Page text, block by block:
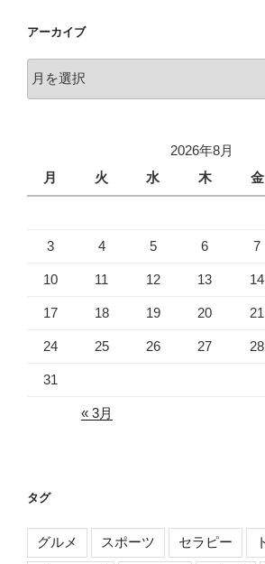
アーカイブ
ー
2026年8月
月
火 水 木 金
3 4 5 6 7
10 11 12 13 14
17 18 19 20 21
24 25 26 27 28
31
« 3月
タグ
グルメ スポーツ セラピー